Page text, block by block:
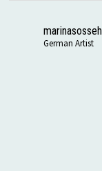
marinasosseh
German Artist